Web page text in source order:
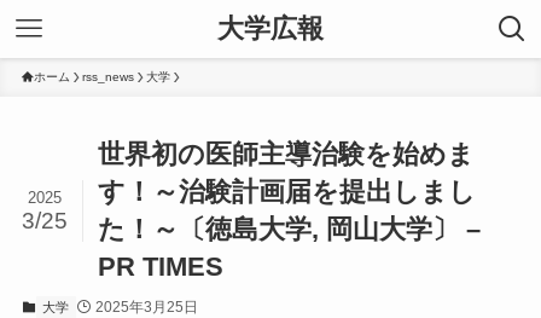
大学広報
ホーム rss_news 大学
世界初の医師主導治験を始めま
す！～治験計画届を提出しまし
た！～〔徳島大学, 岡山大学〕 –
PR TIMES
2025
3/25
大学 2025年3月25日